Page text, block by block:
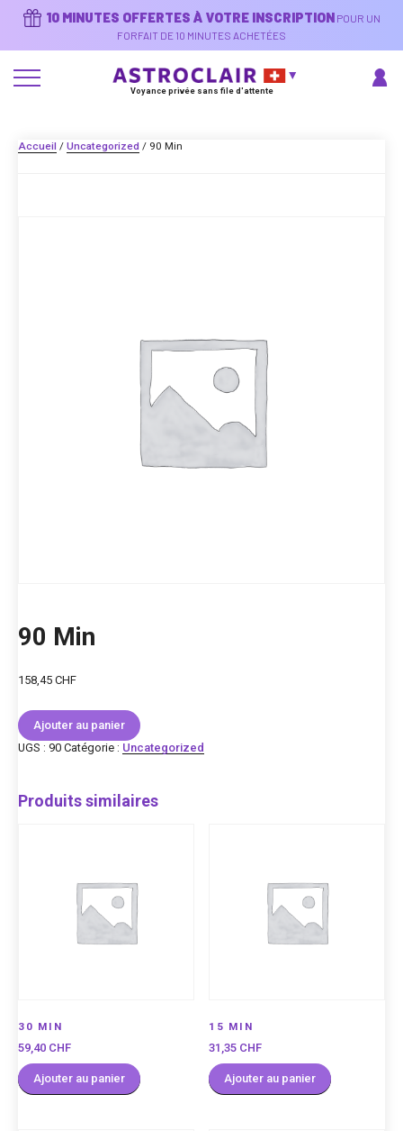
10 MINUTES OFFERTES À VOTRE INSCRIPTION POUR UN
FORFAIT DE 10 MINUTES ACHETÉES
Voyance privée sans file d'attente
Accueil / Uncategorized / 90 Min
90 Min
158,45 CHF
quantité
de
90
Ajouter au panier
UGS : 90 Catégorie : Uncategorized
Produits similaires
30 MIN
59,40 CHF
Ajouter au panier
15 MIN
31,35 CHF
Ajouter au panier